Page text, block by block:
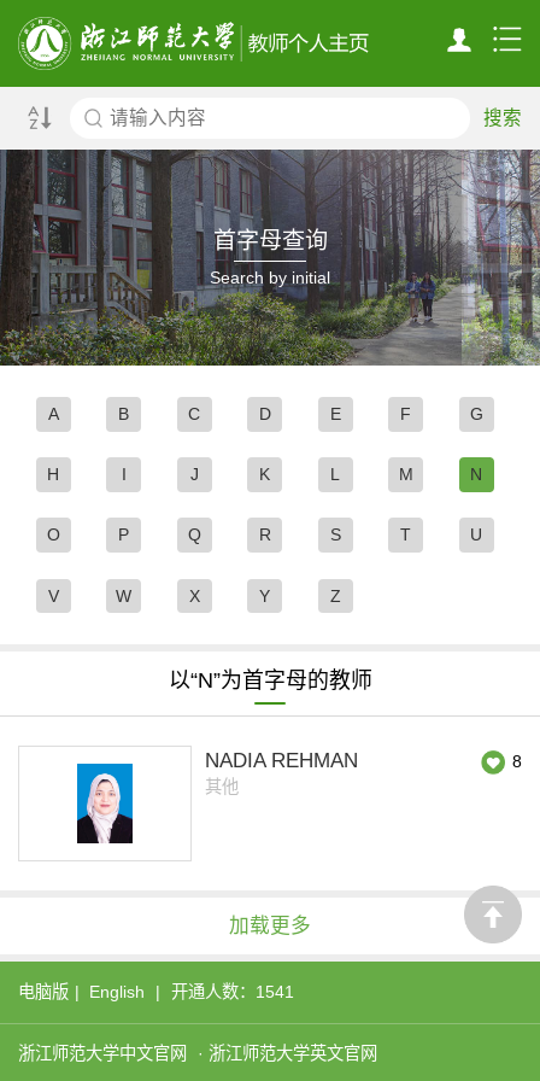
搜索
首字母查询
Search by initial
A B C D E F G
H I J K L M N
O P Q R S T U
V W X Y Z
以“N”为首字母的教师
NADIA REHMAN
8
其他
加载更多
电脑版 | English | 开通人数：1541
浙江师范大学中文官网 · 浙江师范大学英文官网